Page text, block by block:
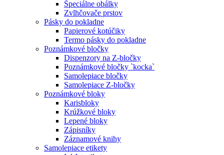
Špeciálne obálky
Zvlhčovače prstov
Pásky do pokladne
Papierové kotúčiky
Termo pásky do pokladne
Poznámkové bločky
Dispenzory na Z-bločky
Poznámkové bločky `kocka`
Samolepiace bločky
Samolepiace Z-bločky
Poznámkové bloky
Karisbloky
Krúžkové bloky
Lepené bloky
Zápisníky
Záznamové knihy
Samolepiace etikety